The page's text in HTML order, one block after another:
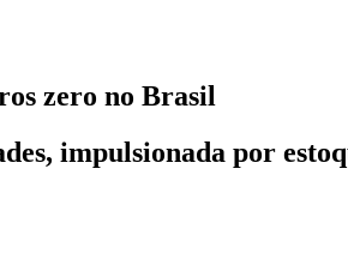
zero no Brasil
impulsionada por